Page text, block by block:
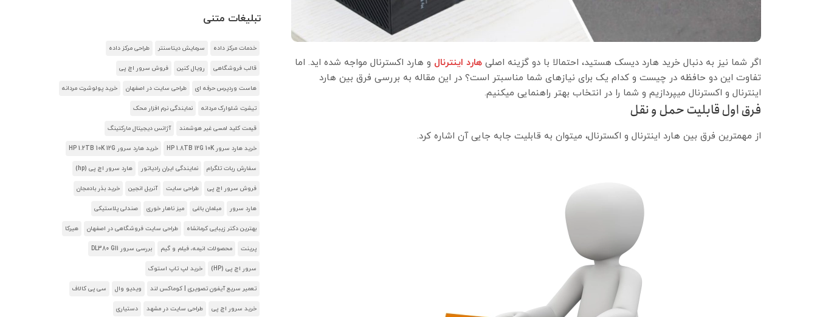
اگر شما نیز به دنبال خرید هارد دیسک هستید، احتمالا با دو گزینه اصلی هارد اینترنال و هارد اکسترنال مواجه شده اید. اما
تفاوت این دو حافظه در چیست و کدام یک برای نیازهای شما مناسبتر است؟ در این مقاله به بررسی فرق بین هارد
اینترنال و اکسترنال میپردازیم و شما را در انتخاب بهتر راهنمایی میکنیم.
فرق اول قابلیت حمل و نقل
از مهمترین فرق بین هارد اینترنال و اکسترنال، میتوان به قابلیت جابه جایی آن اشاره کرد.
تبلیغات متنی
خدمات مرکز داده سرمایش دیتاسنتر طراحی مرکز داده
قالب فروشگاهی رویال کنین فروش سرور اچ پی
هاست وردپرس حرفه ای طراحی سایت در اصفهان خرید پولوشرت مردانه
تیشرت شلوارک مردانه نمایندگی نرم افزار محک
قیمت کلید لمسی غیر هوشمند آژانس دیجیتال مارکتینگ
خرید هارد سرور HP 1.8TB 12G 10K خرید هارد سرور HP 1.2TB 10K 12G
سفارش ربات تلگرام نمایندگی ایران رادیاتور هارد سرور اچ پی (hp)
فروش سرور اچ پی طراحی سایت آنریل انجین خرید بذر بادمجان
هارد سرور مبلمان باغی میز ناهار خوری صندلی پلاستیکی
بهترین دکتر زیبایی کرمانشاه طراحی سایت فروشگاهی در اصفهان هیرکا
پرینت محصولات انیمه، فیلم و گیم بررسی سرور DL380 G11
سرور اچ پی (HP) خرید لپ تاپ استوک
تعمیر سریع آیفون تصویری | کوماکس لند ویدیو وال سی پی کالاف
خرید سرور اچ پی طراحی سایت در مشهد دستیاری